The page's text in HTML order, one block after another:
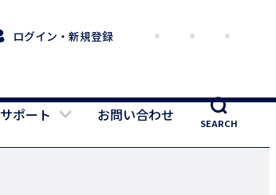
ログイン・新規登録
サポート お問い合わせ SEARCH